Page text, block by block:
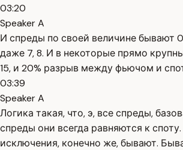
03:20
Speaker A
И спреды по своей величине бывают
даже 7, 8. И в некоторые прямо
15, и 20% разрыв между фьючом и
03:39
Speaker A
Логика такая, что, э, все спреды,
спреды они всегда равняются к
исключения, конечно же, бывают.